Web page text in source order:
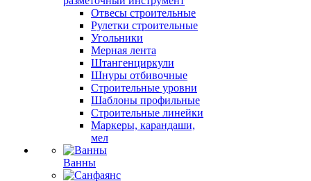
Отвесы строительные
Рулетки строительные
Угольники
Мерная лента
Штангенциркули
Шнуры отбивочные
Строительные уровни
Шаблоны профильные
Строительные линейки
Маркеры, карандаши,
мел
Ванны